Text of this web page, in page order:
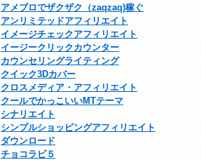
アメブロでザクザク（zaqzaq)稼ぐ
アンリミテッドアフィリエイト
イメージチェックアフィリエイト
イージークリックカウンター
カウンセリングライティング
クイック3Dカバー
クロスメディア・アフィリエイト
クールでかっこいいMTテーマ
シナリエイト
シンプルショッピングアフィリエイト
ダウンロード
チョコラビ５